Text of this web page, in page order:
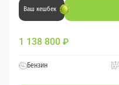
Ваш кешбек
1 138 800 ₽
Бензин